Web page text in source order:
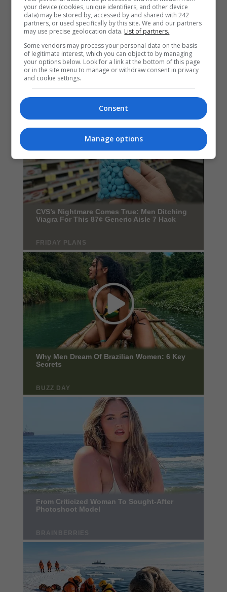
your device (cookies, unique identifiers, and other device
data) may be stored by, accessed by and shared with 242
partners, or used specifically by this site. We and our partners
may use precise geolocation data. List of partners.
Some vendors may process your personal data on the basis
of legitimate interest, which you can object to by managing
your options below. Look for a link at the bottom of this page
or in the site menu to manage or withdraw consent in privacy
and cookie settings.
Consent
Manage options